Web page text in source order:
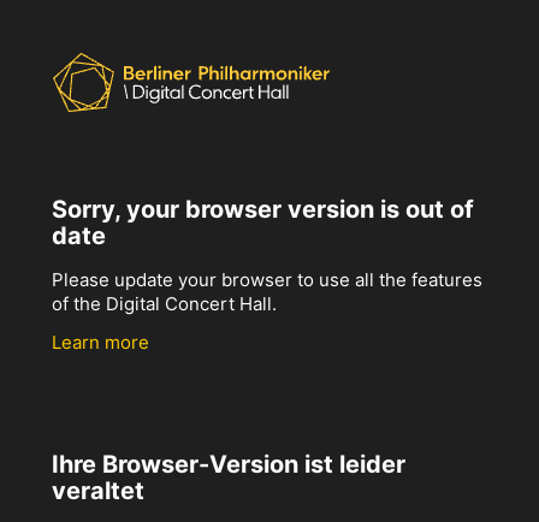
Sorry, your browser version is out of
date
Please update your browser to use all the features
of the Digital Concert Hall.
Learn more
Ihre Browser-Version ist leider
veraltet